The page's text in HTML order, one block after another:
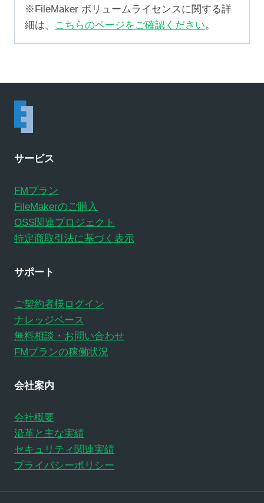
※FileMaker ボリュームライセンスに関する詳
細は、
こちらのページをご確認ください。
サービス
FMプラン
FileMakerのご購入
OSS関連プロジェクト
特定商取引法に基づく表示
サポート
ご契約者様ログイン
ナレッジベース
無料相談・お問い合わせ
FMプランの稼働状況
会社案内
会社概要
沿革と主な実績
セキュリティ関連実績
プライバシーポリシー